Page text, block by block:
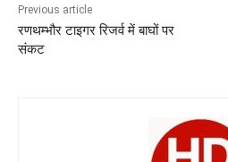
o
o
p
p
n
m
Previous article
रणथम्भौर टाइगर रिजर्व में बाघों पर
संकट